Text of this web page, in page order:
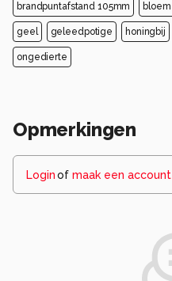
brandpuntafstand 105mm bloem
geel geleedpotige honingbij
ongedierte
Opmerkingen
Loginof maak een account